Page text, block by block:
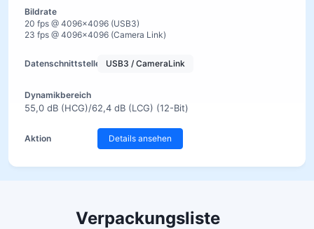
20 fps @ 4096×4096 (USB3)
23 fps @ 4096×4096 (Camera Link)
USB3 / CameraLink
55,0 dB (HCG)/62,4 dB (LCG) (12-Bit)
Details ansehen
Verpackungsliste